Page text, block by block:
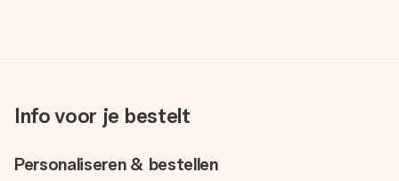
Info voor je bestelt
Personaliseren & bestellen